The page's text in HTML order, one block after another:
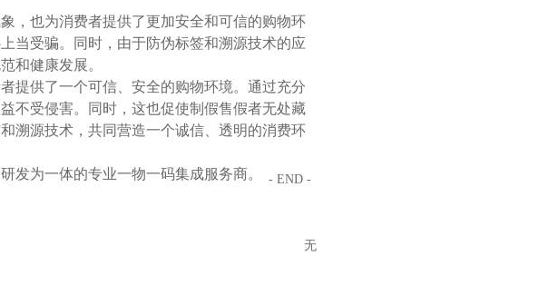
，也为消费者提供了更加安全和可信的购物环
当受骗。同时，由于防伪标签和溯源技术的应
和健康发展。
提供了一个可信、安全的购物环境。通过充分
不受侵害。同时，这也促使制假售假者无处藏
溯源技术，共同营造一个诚信、透明的消费环
发为一体的专业一物一码集成服务商。 - END -
无